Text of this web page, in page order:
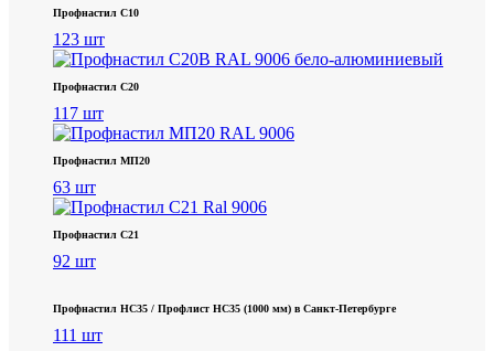
Профнастил С10
123 шт
Профнастил С20
117 шт
Профнастил МП20
63 шт
Профнастил С21
92 шт
Профнастил НС35 / Профлист НС35 (1000 мм) в Санкт‑Петербурге
111 шт